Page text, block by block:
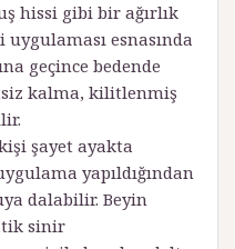
hissi gibi bir ağırlık
esnasında
geçince bedende
kalma, kilitlenmiş
şayet ayakta
yapıldığından
dalabilir. Beyin
sinir